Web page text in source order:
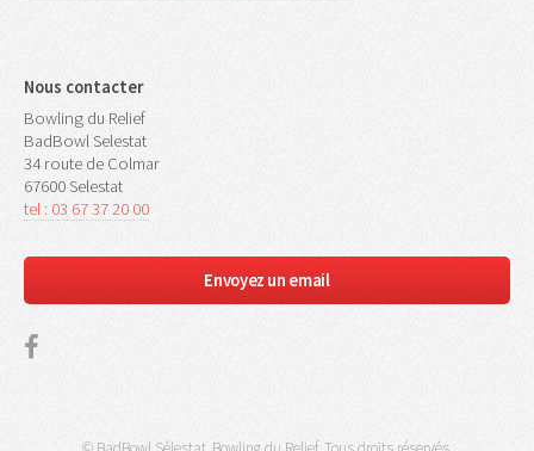
Nous contacter
Bowling du Relief
BadBowl Selestat
34 route de Colmar
67600 Selestat
tel : 03 67 37 20 00
Envoyez un email